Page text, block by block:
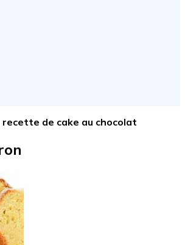
de cake au chocolat